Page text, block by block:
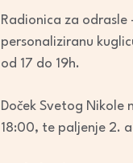
Radionica za odrasle
personaliziranu
od 17 do 19h.
Doček Svetog Nikole
18:00, te paljenje 2.